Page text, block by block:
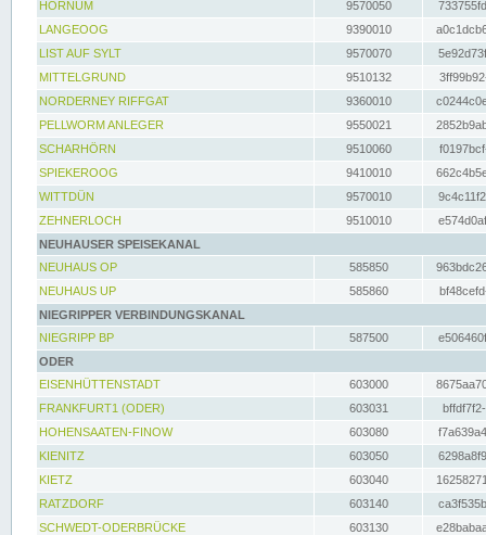
HÖRNUM
9570050
LANGEOOG
9390010
LIST AUF SYLT
9570070
MITTELGRUND
9510132
NORDERNEY RIFFGAT
9360010
PELLWORM ANLEGER
9550021
SCHARHÖRN
9510060
SPIEKEROOG
9410010
WITTDÜN
9570010
ZEHNERLOCH
9510010
NEUHAUSER SPEISEKANAL
NEUHAUS OP
585850
NEUHAUS UP
585860
NIEGRIPPER VERBINDUNGSKANAL
NIEGRIPP BP
587500
ODER
EISENHÜTTENSTADT
603000
FRANKFURT1 (ODER)
603031
HOHENSAATEN-FINOW
603080
KIENITZ
603050
KIETZ
603040
RATZDORF
603140
SCHWEDT-ODERBRÜCKE
603130